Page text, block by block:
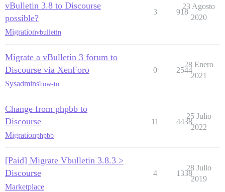
vBulletin 3.8 to Discourse
possible?
Migrationvbulletin
3 918
23 Agosto
2020
Migrate a vBulletin 3 forum to
Discourse via XenForo
Sysadminshow-to
0 2544
28 Enero
2021
Change from phpbb to
Discourse
Migrationphpbb
11 4438
25 Julio
2022
[Paid] Migrate Vbulletin 3.8.3 >
Discourse
Marketplace
4 1338
28 Julio
2019